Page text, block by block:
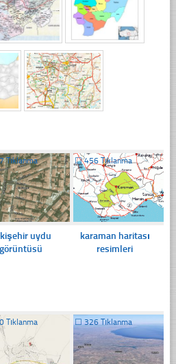
Tıklanma
uydu
görüntüsü
☐456 Tıklanma
karaman haritası
resimleri
Tıklanma ☐ 326 Tıklanma